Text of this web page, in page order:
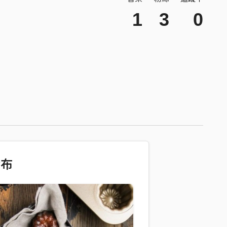
1 3 0